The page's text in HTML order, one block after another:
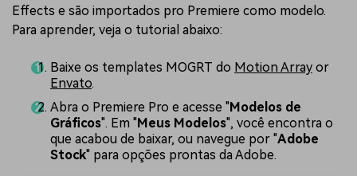
Effects e são importados pro Premiere como modelo.
Para aprender, veja o tutorial abaixo:
Baixe os templates MOGRT do Motion Array or
Envato.
Abra o Premiere Pro e acesse "Modelos de
Gráficos". Em "Meus Modelos", você encontra o
que acabou de baixar, ou navegue por "Adobe
Stock" para opções prontas da Adobe.